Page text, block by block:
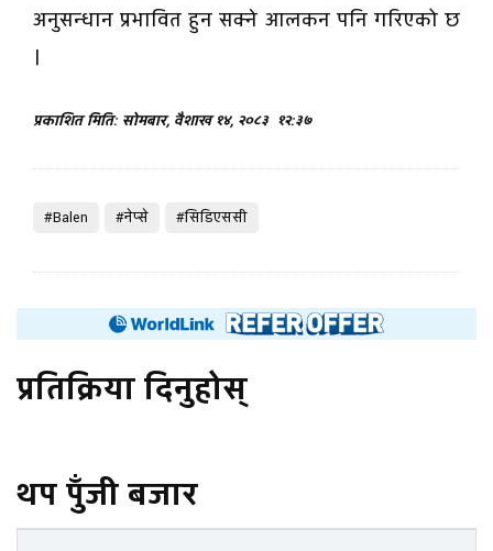
अनुसन्धान प्रभावित हुन सक्ने आलकन पनि गरिएको छ
।
प्रकाशित मिति: सोमबार, वैशाख १४, २०८३ १२:३७
#Balen #नेप्से #सिडिएससी
प्रतिक्रिया दिनुहोस्
थप पुँजी बजार